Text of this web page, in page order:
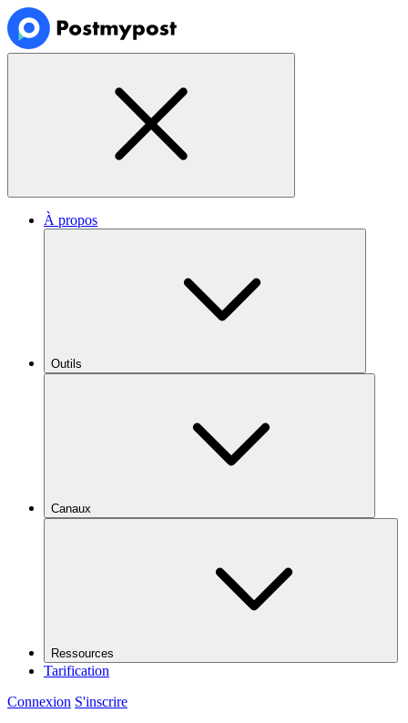
À propos
Outils
Canaux
Ressources
Tarification
Connexion S'inscrire